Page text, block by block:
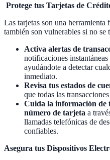
Protege tus Tarjetas de
Las tarjetas son una
también son vulnerables si no se
Activa alertas de
notificaciones
ayudándote a detectar
inmediato.
Revisa tus estados de
que todas las
Cuida la información de
número de tarjeta a
llamadas telefónicas de
confiables.
Asegura tus Dispositivos